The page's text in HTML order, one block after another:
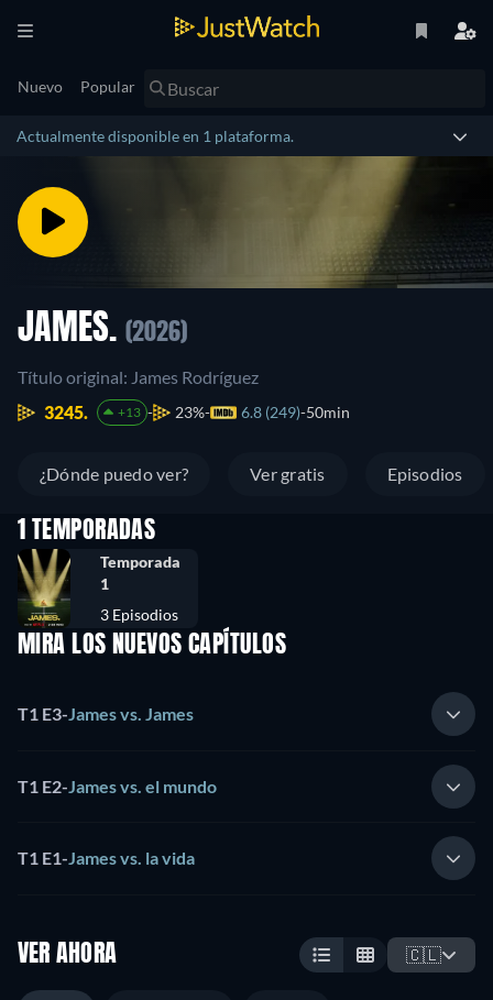
Nuevo Popular
Actualmente disponible en 1 plataforma.
JAMES. (2026)
Título original: James Rodríguez
3245.
+13 23% 6.8 (249) 50min
¿Dónde puedo ver? Ver gratis Episodios
1 TEMPORADAS
Temporada
1
3 Episodios
MIRA LOS NUEVOS CAPÍTULOS
T1 E3-James vs. James
T1 E2- James vs. el mundo
T1 E1-James vs. la vida
VER AHORA 🇨🇱